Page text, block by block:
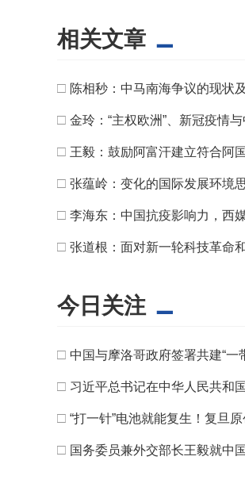
相关文章
□ 陈相秒：中马南海争议的现状
□ 金玲：“主权欧洲”、新冠疫情
□ 王毅：鼓励阿富汗建立符合阿
□ 张蕴岭：变化的国际发展环境
□ 李海东：中国抗疫影响力，西
□ 张道根：面对新一轮科技革命
今日关注
□ 中国与摩洛哥政府签署共建“一
□ 习近平总书记在中华人民共和
□ “打一针”电池就能复生！复旦
□ 国务委员兼外交部长王毅就中